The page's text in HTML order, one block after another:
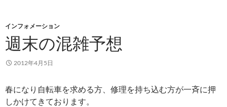
インフォメーション
週末の混雑予想
2012年4月5日
春になり自転車を求める方、修理を持ち込む方が一斉に押
しかけてきております。